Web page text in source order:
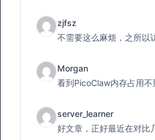
zjfsz
Morgan
server_learner